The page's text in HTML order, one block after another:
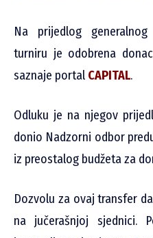
Na prijedlog
turniru je odobrena
saznaje portal CAPITAL.
Odluku je na njegov
donio Nadzorni odbor
iz preostalog budžeta za
Dozvolu za ovaj transfer
na jučerašnjoj sjednici.